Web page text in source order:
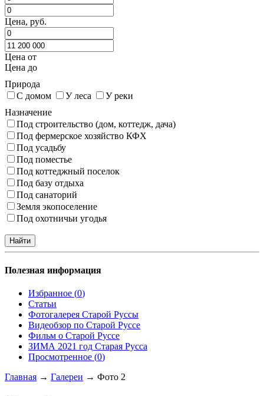
Цена, руб.
Цена от
Цена до
Природа
С домом
У леса
У реки
Назначение
Под строительство (дом, коттедж, дача)
Под фермерское хозяйство КФХ
Под усадьбу
Под поместье
Под коттеджный поселок
Под базу отдыха
Под санаторий
Земля экопоселение
Под охотничьи угодья
Полезная информация
Избранное (0)
Статьи
Фотогалерея Старой Руссы
Видеобзор по Старой Руссе
Фильм о Старой Руссе
ЗИМА 2021 год Старая Русса
Просмотренное (0)
Главная → Галереи → Фото 2